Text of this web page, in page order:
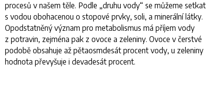
procesů v našem těle. Podle „druhu vody“ se můžeme setkat
s vodou obohacenou o stopové prvky, soli, a minerální látky.
Opodstatněný význam pro metabolismus má příjem vody
z potravin, zejména pak z ovoce a zeleniny. Ovoce v čerstvé
podobě obsahuje až pětaosmdesát procent vody, u zeleniny
hodnota převyšuje i devadesát procent.